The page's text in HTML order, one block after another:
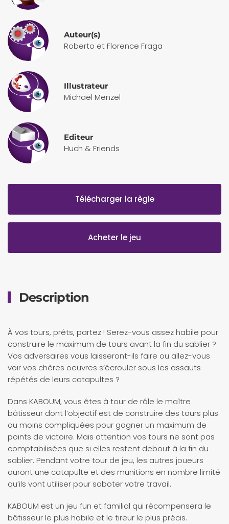
Auteur(s)
Roberto et Florence Fraga
Illustrateur
Michaël Menzel
Editeur
Huch & Friends
Télécharger la règle
Acheter le jeu
Description
À vos tours, prêts, partez ! Serez-vous assez habile pour
construire le maximum de tours avant la fin du sablier ?
Vos adversaires vous laisseront-ils faire ou allez-vous
voir vos chères oeuvres s’écrouler sous les assauts
répétés de leurs catapultes ?
Dans KABOUM, vous êtes à tour de rôle le maître
bâtisseur dont l’objectif est de construire des tours plus
ou moins compliquées pour gagner un maximum de
points de victoire. Mais attention vos tours ne sont pas
comptabilisées que si elles restent debout à la fin du
sablier. Pendant votre tour de jeu, les autres joueurs
auront une catapulte et des munitions en nombre limité
qu’ils vont utiliser pour saboter votre travail.
KABOUM est un jeu fun et familial qui récompensera le
bâtisseur le plus habile et le tireur le plus précis.